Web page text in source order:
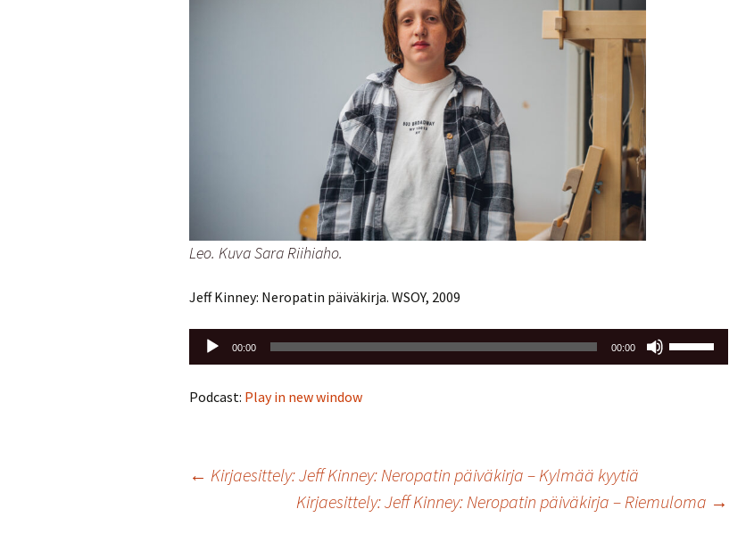
Leo. Kuva Sara Riihiaho.
Jeff Kinney: Neropatin päiväkirja. WSOY, 2009
Äänitoistin
00:00 00:00
pienemmäksi.
Podcast: Play in new window
← Kirjaesittely: Jeff Kinney: Neropatin päiväkirja – Kylmää kyytiä
Kirjaesittely: Jeff Kinney: Neropatin päiväkirja – Riemuloma →